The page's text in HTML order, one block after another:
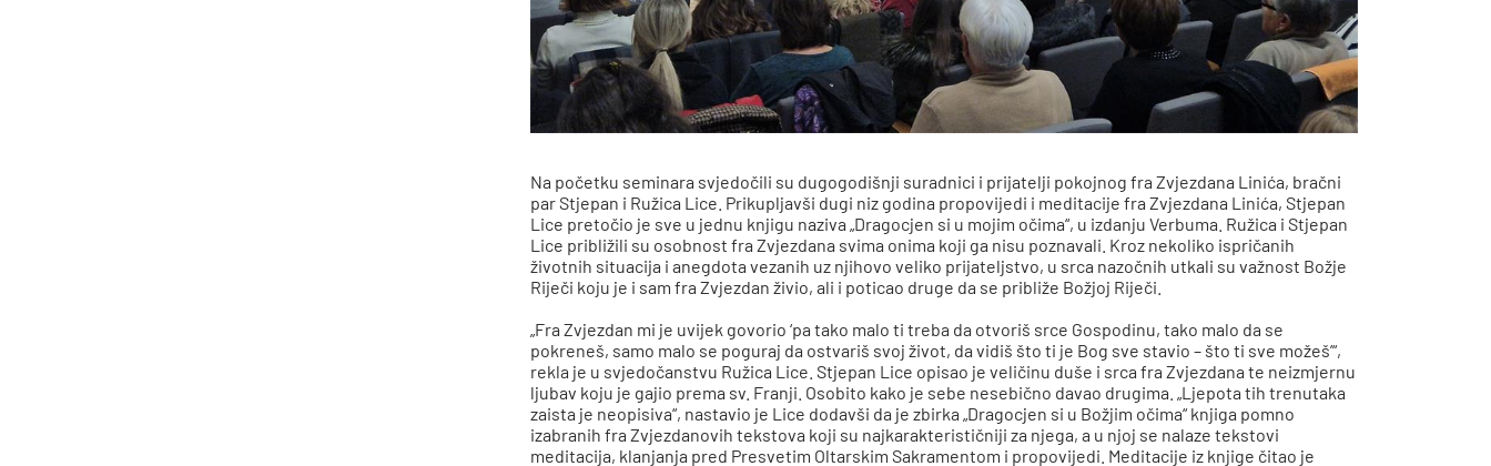
Na početku seminara svjedočili su dugogodišnji suradnici i prijatelji pokojnog fra Zvjezdana Linića, bračni
par Stjepan i Ružica Lice. Prikupljavši dugi niz godina propovijedi i meditacije fra Zvjezdana Linića, Stjepan
Lice pretočio je sve u jednu knjigu naziva „Dragocjen si u mojim očima“, u izdanju Verbuma. Ružica i Stjepan
Lice približili su osobnost fra Zvjezdana svima onima koji ga nisu poznavali. Kroz nekoliko ispričanih
životnih situacija i anegdota vezanih uz njihovo veliko prijateljstvo, u srca nazočnih utkali su važnost Božje
Riječi koju je i sam fra Zvjezdan živio, ali i poticao druge da se približe Božjoj Riječi.
„Fra Zvjezdan mi je uvijek govorio ‘pa tako malo ti treba da otvoriš srce Gospodinu, tako malo da se
pokreneš, samo malo se poguraj da ostvariš svoj život, da vidiš što ti je Bog sve stavio – što ti sve možeš’“,
rekla je u svjedočanstvu Ružica Lice. Stjepan Lice opisao je veličinu duše i srca fra Zvjezdana te neizmjernu
ljubav koju je gajio prema sv. Franji. Osobito kako je sebe nesebično davao drugima. „Ljepota tih trenutaka
zaista je neopisiva“, nastavio je Lice dodavši da je zbirka „Dragocjen si u Božjim očima“ knjiga pomno
izabranih fra Zvjezdanovih tekstova koji su najkarakterističniji za njega, a u njoj se nalaze tekstovi
meditacija, klanjanja pred Presvetim Oltarskim Sakramentom i propovijedi. Meditacije iz knjige čitao je